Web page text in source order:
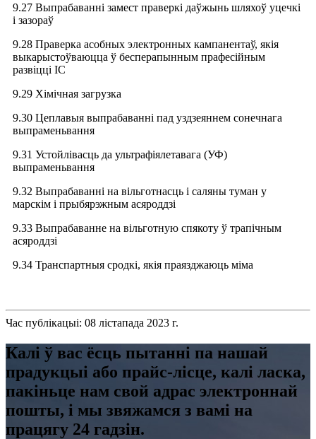
9.27 Выпрабаванні замест праверкі даўжынь шляхоў уцечкі
і зазораў
9.28 Праверка асобных электронных кампанентаў, якія
выкарыстоўваюцца ў бесперапынным прафесійным
развіцці ІС
9.29 Хімічная загрузка
9.30 Цеплавыя выпрабаванні пад уздзеяннем сонечнага
выпраменьвання
9.31 Устойлівасць да ультрафіялетавага (УФ)
выпраменьвання
9.32 Выпрабаванні на вільготнасць і саляны туман у
марскім і прыбярэжным асяроддзі
9.33 Выпрабаванне на вільготную спякоту ў трапічным
асяроддзі
9.34 Транспартныя сродкі, якія праязджаюць міма
Час публікацыі: 08 лістапада 2023 г.
Калі ў вас ёсць пытанні па нашай
прадукцыі або прайс-лісце, калі ласка,
пакіньце нам свой адрас электроннай
пошты, і мы звяжамся з вамі на
працягу 24 гадзін.